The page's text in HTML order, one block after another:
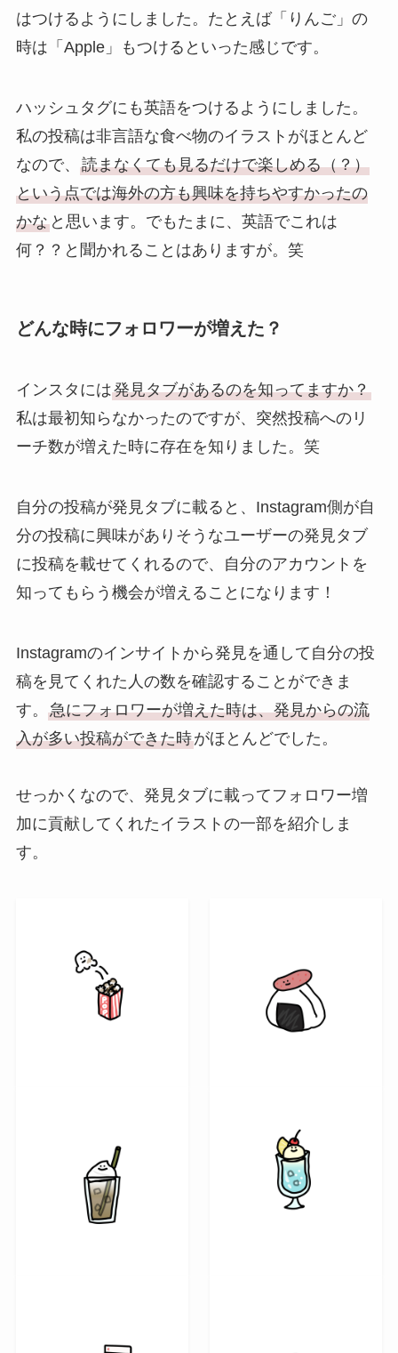
はつけるようにしました。たとえば「りんご」の
時は「Apple」もつけるといった感じです。
ハッシュタグにも英語をつけるようにしました。
私の投稿は非言語な食べ物のイラストがほとんど
なので、 読まなくても見るだけで楽しめる（？）
という点では海外の方も興味を持ちやすかったの
かなと思います。でもたまに、英語でこれは
何？？と聞かれることはありますが。笑
どんな時にフォロワーが増えた？
インスタには発見タブがあるのを知ってますか？
私は最初知らなかったのですが、突然投稿へのリ
ーチ数が増えた時に存在を知りました。笑
自分の投稿が発見タブに載ると、Instagram側が自
分の投稿に興味がありそうなユーザーの発見タブ
に投稿を載せてくれるので、自分のアカウントを
知ってもらう機会が増えることになります！
Instagramのインサイトから発見を通して自分の投
稿を見てくれた人の数を確認することができま
す。 急にフォロワーが増えた時は、発見からの流
入が多い投稿ができた時がほとんどでした。
せっかくなので、発見タブに載ってフォロワー増
加に貢献してくれたイラストの一部を紹介しま
す。